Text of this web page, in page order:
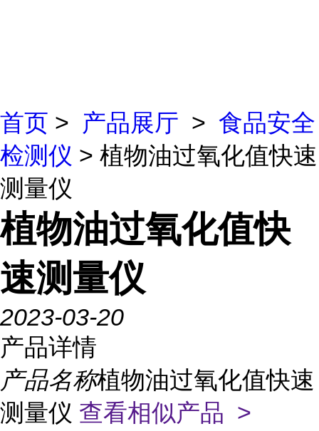
首页 > 产品展厅 > 食品安全
检测仪 > 植物油过氧化值快速
测量仪
植物油过氧化值快
速测量仪
2023-03-20
产品详情
产品名称植物油过氧化值快速
测量仪 查看相似产品 >